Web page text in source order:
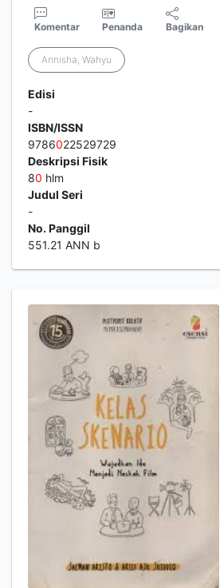
Komentar Penanda Bagikan
Annisha, Wahyu
Edisi
-
ISBN/ISSN
9786022529729
Deskripsi Fisik
80 hlm
Judul Seri
-
No. Panggil
551.21 ANN b